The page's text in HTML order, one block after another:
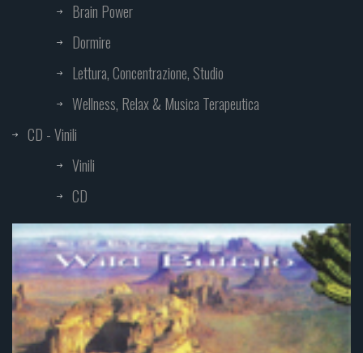
Brain Power
Dormire
Lettura, Concentrazione, Studio
Wellness, Relax & Musica Terapeutica
CD - Vinili
Vinili
CD